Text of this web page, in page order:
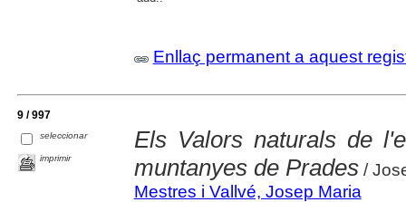
Enllaç permanent a aquest
9 / 997
seleccionar
imprimir
Els Valors naturals de
muntanyes de Prades/
Mestres i Vallvé, Josep Maria